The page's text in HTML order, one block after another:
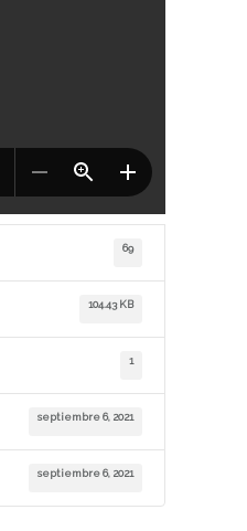
69
104.43 KB
1
septiembre 6, 2021
septiembre 6, 2021